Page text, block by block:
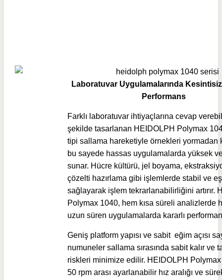
Laboratuvar Uygulamalarında
Performans
Farklı laboratuvar ihtiyaçlarına cevap
şekilde tasarlanan HEIDOLPH Polymax
tipi sallama hareketiyle örnekleri yormadan
bu sayede hassas uygulamalarda yüksek
sunar. Hücre kültürü, jel boyama,
çözelti hazırlama gibi işlemlerde stabil ve
sağlayarak işlem tekrarlanabilirliğini artırır.
Polymax 1040, hem kısa süreli analizlerde
uzun süren uygulamalarda kararlı
Geniş platform yapısı ve sabit eğim açısı
numuneler sallama sırasında sabit kalır ve
riskleri minimize edilir. HEIDOLPH
50 rpm arası ayarlanabilir hız aralığı ve